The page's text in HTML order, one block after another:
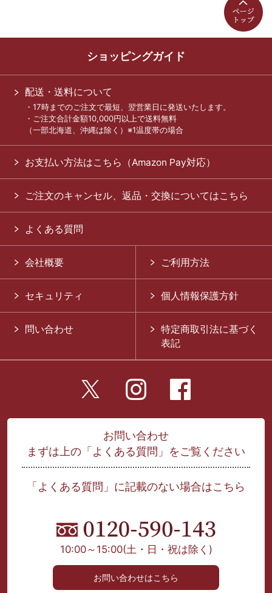
ショッピングガイド
配送・送料について
・17時までのご注文で最短、翌営業日に発送いたします。
・ご注文合計金額10,000円以上で送料無料
（一部北海道、沖縄は除く）※1温度帯の場合
お支払い方法はこちら（Amazon Pay対応）
ご注文のキャンセル、返品・交換についてはこちら
よくある質問
会社概要 ご利用方法
セキュリティ 個人情報保護方針
問い合わせ
特定商取引法に基づく
表記
お問い合わせ
まずは上の「よくある質問」をご覧ください
「よくある質問」に記載のない場合はこちら
10:00～15:00(土・日・祝は除く)
お問い合わせはこちら